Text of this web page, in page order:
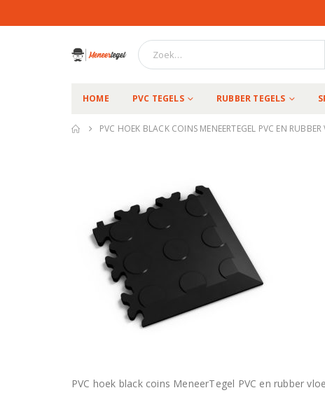
HOME PVC TEGELS RUBBER TEGELS
PVC HOEK BLACK COINS MENEERTEGEL PVC EN RUBBER
PVC hoek black coins MeneerTegel PVC en rubber